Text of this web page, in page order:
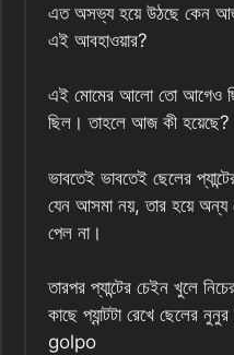
এত অসভ্য হয়ে উঠছে কেন
এই আবহাওয়ার?
এই মোমের আলো তো আগেও
ছিল। তাহলে আজ কী হয়েছে?
ভাবতেই ভাবতেই ছেলের
যেন আসমা নয়, তার হয়ে
পেল না।
তারপর প্যান্টের চেইন খুলে
কাছে প্যান্টটা রেখে ছেলের
golpo